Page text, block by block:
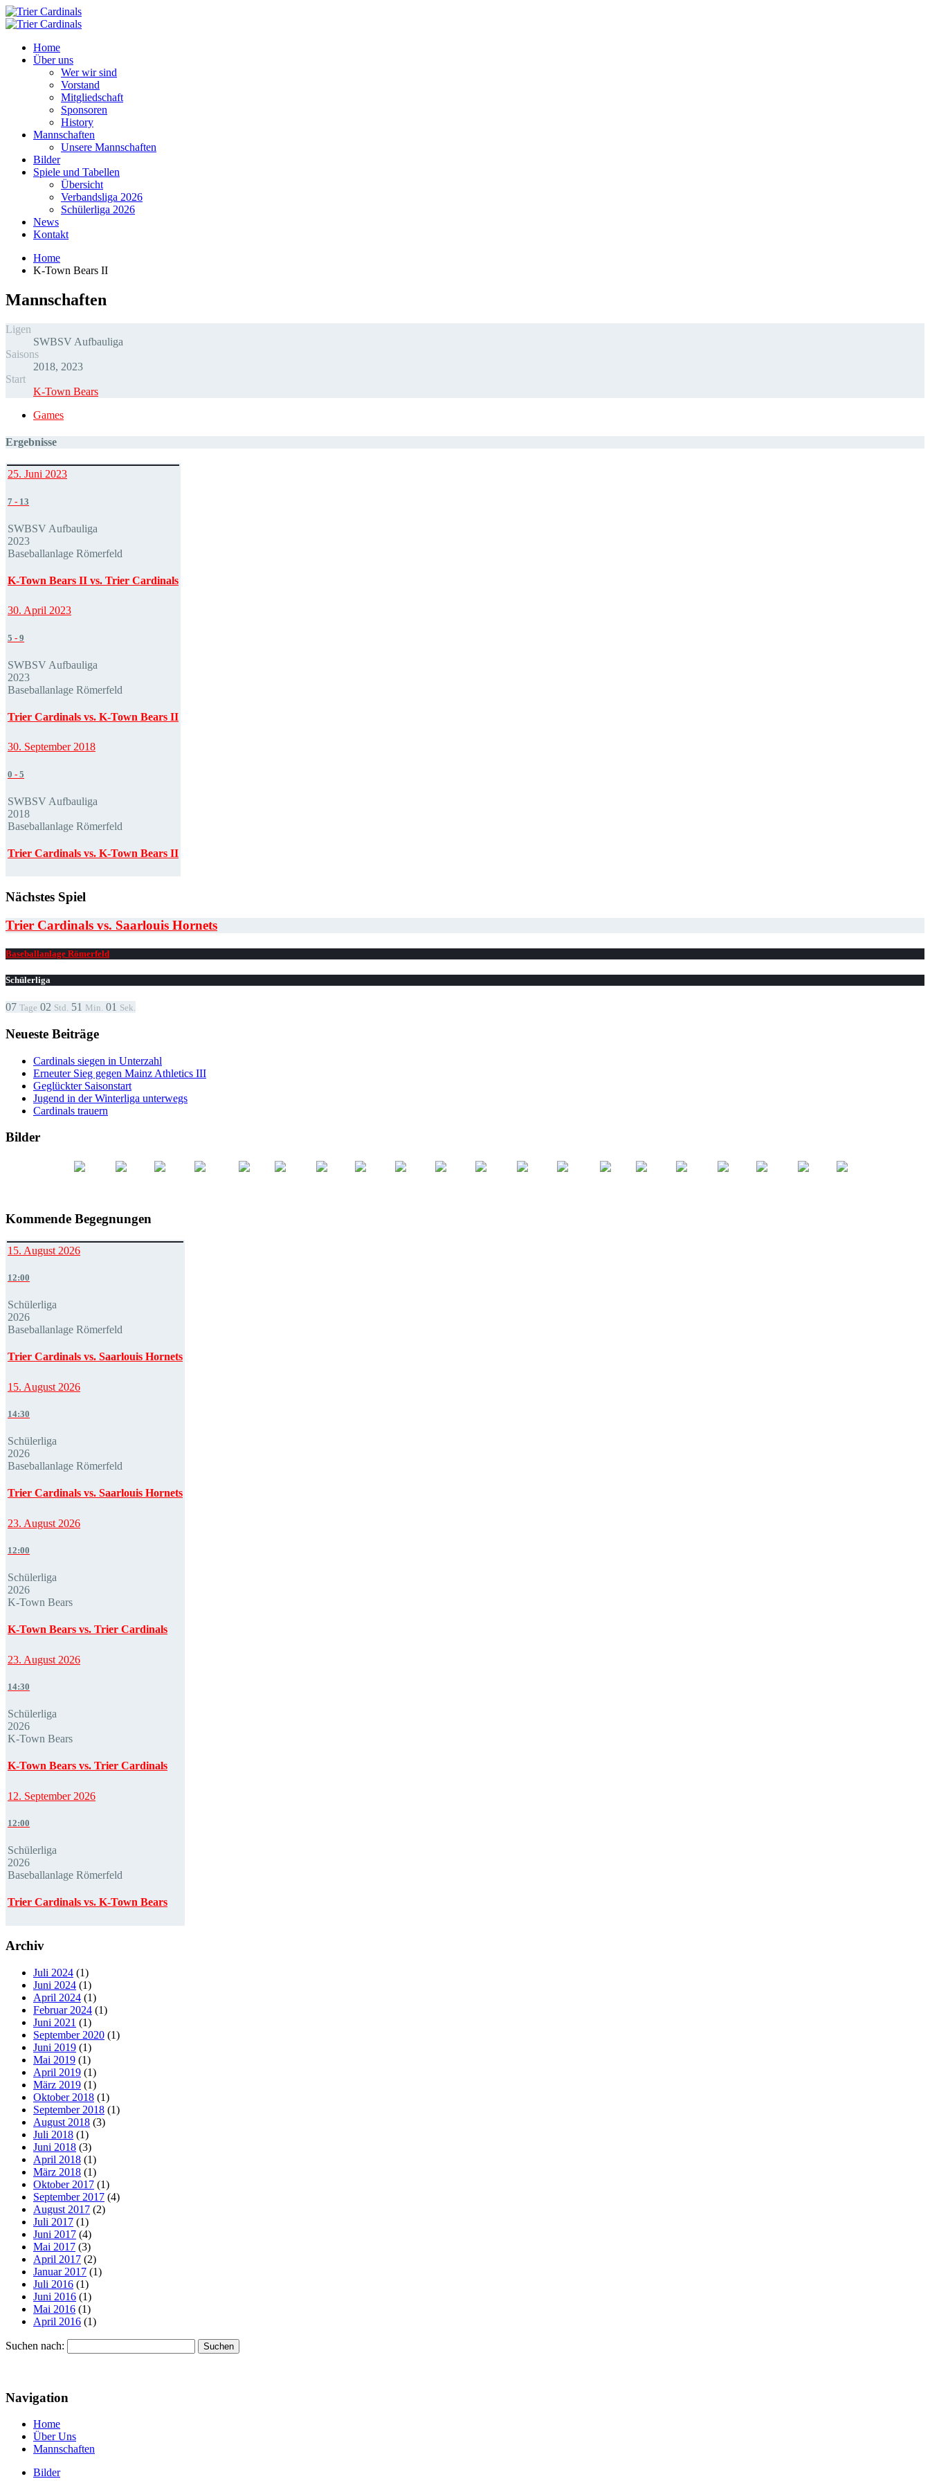
Home
Über uns
Wer wir sind
Vorstand
Mitgliedschaft
Sponsoren
History
Mannschaften
Unsere Mannschaften
Bilder
Spiele und Tabellen
Übersicht
Verbandsliga 2026
Schülerliga 2026
News
Kontakt
Home
K-Town Bears II
Mannschaften
Ligen
SWBSV Aufbauliga
Saisons
2018, 2023
Start
K-Town Bears
Games
Ergebnisse
25. Juni 2023
7 - 13
SWBSV Aufbauliga
2023
Baseballanlage Römerfeld
K-Town Bears II vs. Trier Cardinals
30. April 2023
5 - 9
SWBSV Aufbauliga
2023
Baseballanlage Römerfeld
Trier Cardinals vs. K-Town Bears II
30. September 2018
0 - 5
SWBSV Aufbauliga
2018
Baseballanlage Römerfeld
Trier Cardinals vs. K-Town Bears II
Nächstes Spiel
Trier Cardinals vs. Saarlouis Hornets
Baseballanlage Römerfeld
Schülerliga
07 Tage 02 Std. 51 Min. 01 Sek.
Neueste Beiträge
Cardinals siegen in Unterzahl
Erneuter Sieg gegen Mainz Athletics III
Geglückter Saisonstart
Jugend in der Winterliga unterwegs
Cardinals trauern
Bilder
Kommende Begegnungen
15. August 2026
12:00
Schülerliga
2026
Baseballanlage Römerfeld
Trier Cardinals vs. Saarlouis Hornets
15. August 2026
14:30
Schülerliga
2026
Baseballanlage Römerfeld
Trier Cardinals vs. Saarlouis Hornets
23. August 2026
12:00
Schülerliga
2026
K-Town Bears
K-Town Bears vs. Trier Cardinals
23. August 2026
14:30
Schülerliga
2026
K-Town Bears
K-Town Bears vs. Trier Cardinals
12. September 2026
12:00
Schülerliga
2026
Baseballanlage Römerfeld
Trier Cardinals vs. K-Town Bears
Archiv
Juli 2024 (1)
Juni 2024 (1)
April 2024 (1)
Februar 2024 (1)
Juni 2021 (1)
September 2020 (1)
Juni 2019 (1)
Mai 2019 (1)
April 2019 (1)
März 2019 (1)
Oktober 2018 (1)
September 2018 (1)
August 2018 (3)
Juli 2018 (1)
Juni 2018 (3)
April 2018 (1)
März 2018 (1)
Oktober 2017 (1)
September 2017 (4)
August 2017 (2)
Juli 2017 (1)
Juni 2017 (4)
Mai 2017 (3)
April 2017 (2)
Januar 2017 (1)
Juli 2016 (1)
Juni 2016 (1)
Mai 2016 (1)
April 2016 (1)
Suchen nach:
Navigation
Home
Über Uns
Mannschaften
Bilder